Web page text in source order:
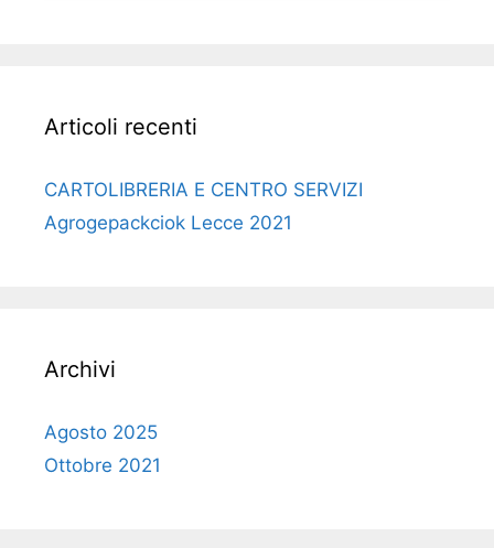
Articoli recenti
CARTOLIBRERIA E CENTRO SERVIZI
Agrogepackciok Lecce 2021
Archivi
Agosto 2025
Ottobre 2021